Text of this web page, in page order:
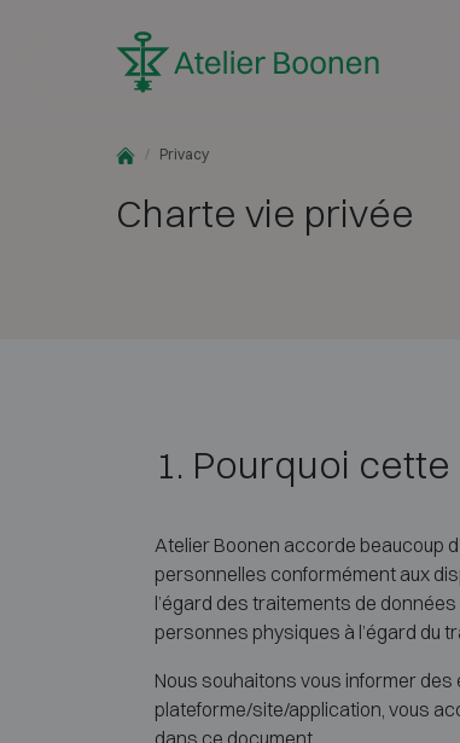
Privacy
Charte vie privée
1. Pourquoi
Atelier Boonen accorde beaucoup
personnelles conformément aux
l’égard des traitements de
personnes physiques à l’égard du
Nous souhaitons vous informer
plateforme/site/application, vous
dans ce document.